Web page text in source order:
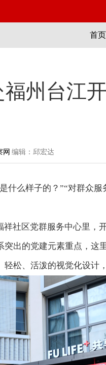
首页
福州台江
网 编辑：邱宏达
什么样子的？”“对群众
祥社区党群服务中心里，
突出的党建元素重点，这
轻松、活泼的视觉化设计